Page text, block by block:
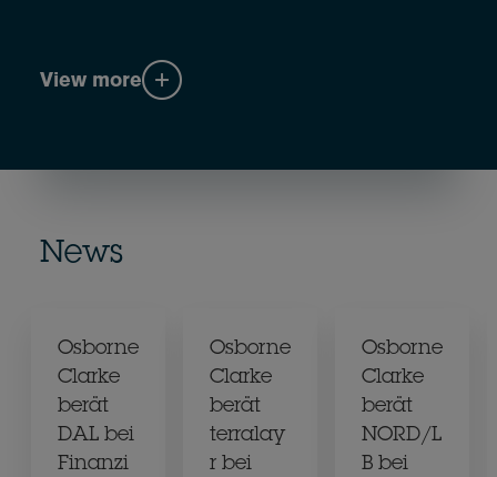
View more
News
Osborne
Clarke
berät
DAL bei
Finanzi
Osborne
Clarke
berät
terralay
r bei
Osborne
Clarke
berät
NORD/L
B bei